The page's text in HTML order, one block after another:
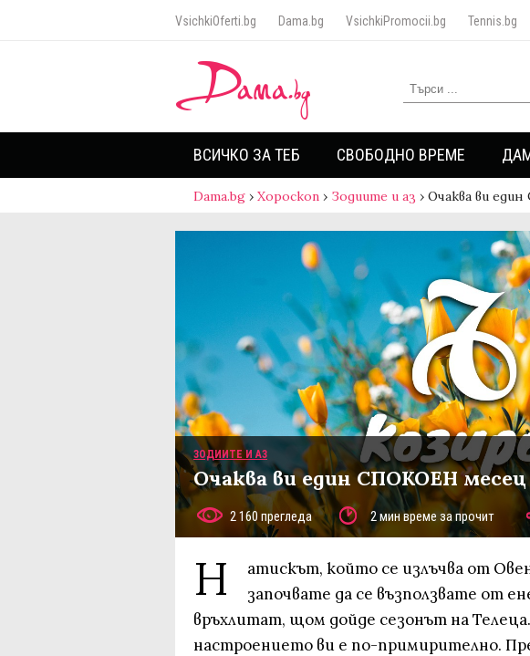
VsichkiOferti.bg Dama.bg VsichkiPromocii.bg Tennis.bg
ВСИЧКО ЗА ТЕБ СВОБОДНО ВРЕМЕ
Dama.bg › Хороскоп › Зодиите и аз › Очаква ви
ЗОДИИТЕ И АЗ
Очаква ви един СПОКОЕН
2 160 прегледа 2 мин време за прочит
Н
атискът, който се излъчва от
започвате да се възползвате от
връхлитат, щом дойде сезонът на
настроението ви е по-примирително.